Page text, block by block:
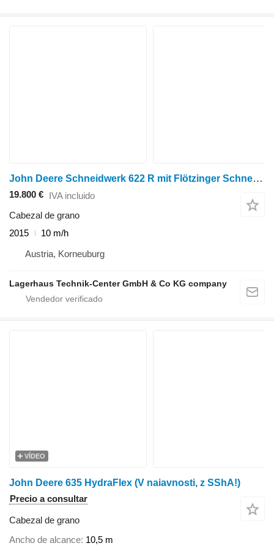
John Deere Schneidwerk 622 R mit Flötzinger Schneidwerkswag
19.800 € IVA incluido
Cabezal de grano
2015
10 m/h
Austria, Korneuburg
Lagerhaus Technik-Center GmbH & Co KG company
VÍDEO
John Deere 635 HydraFlex (V naiavnosti, z SShA!)
Precio a consultar
Cabezal de grano
Ancho de alcance 10,5 m